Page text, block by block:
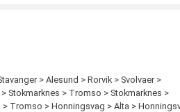
> Alesund > Rorvik > Svolvaer >
Stokmarknes > Tromso > Stokmarknes >
Tromso > Honningsvag > Alta >